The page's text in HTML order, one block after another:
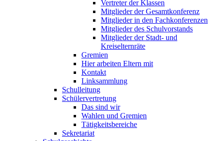
Vertreter der Klassen
Mitglieder der Gesamtkonferenz
Mitglieder in den Fachkonferenzen
Mitglieder des Schulvorstands
Mitglieder der Stadt- und
Kreiselternräte
Gremien
Hier arbeiten Eltern mit
Kontakt
Linksammlung
Schulleitung
Schülervertretung
Das sind wir
Wahlen und Gremien
Tätigkeitsbereiche
Sekretariat